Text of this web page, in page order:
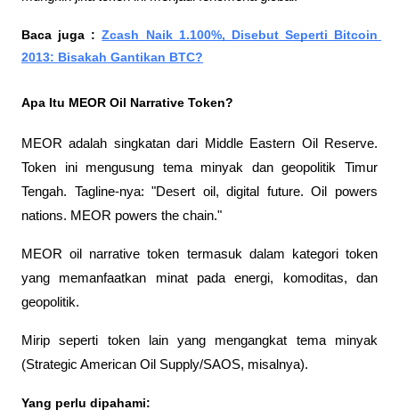
Baca juga : Zcash Naik 1.100%, Disebut Seperti Bitcoin
2013: Bisakah Gantikan BTC?
Apa Itu MEOR Oil Narrative Token?
MEOR adalah singkatan dari Middle Eastern Oil Reserve.
Token ini mengusung tema minyak dan geopolitik Timur
Tengah. Tagline-nya: "Desert oil, digital future. Oil powers
nations. MEOR powers the chain."
MEOR oil narrative token termasuk dalam kategori token
yang memanfaatkan minat pada energi, komoditas, dan
geopolitik.
Mirip seperti token lain yang mengangkat tema minyak
(Strategic American Oil Supply/SAOS, misalnya).
Yang perlu dipahami: